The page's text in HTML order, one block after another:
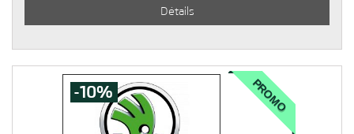
Détails
-10% PROMO